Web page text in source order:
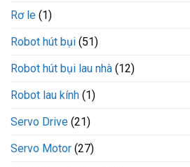
Rơ le (1)
Robot hút bụi (51)
Robot hút bụi lau nhà (12)
Robot lau kính (1)
Servo Drive (21)
Servo Motor (27)